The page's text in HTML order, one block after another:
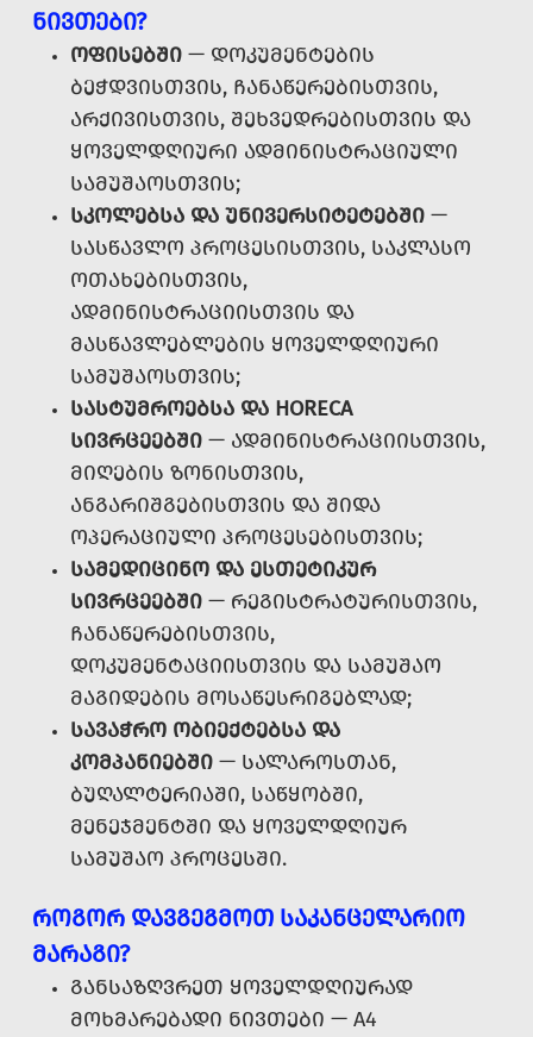
ᲜᲘᲕᲗᲔᲑᲘ?
ᲝᲤᲘᲡᲔᲑᲨᲘ — ᲓᲝᲙᲣᲛᲔᲜᲢᲔᲑᲘᲡ
ᲑᲔᲭᲓᲕᲘᲡᲗᲕᲘᲡ, ᲩᲐᲜᲐᲬᲔᲠᲔᲑᲘᲡᲗᲕᲘᲡ,
ᲐᲠᲥᲘᲕᲘᲡᲗᲕᲘᲡ, ᲨᲔᲮᲕᲔᲓᲠᲔᲑᲘᲡᲗᲕᲘᲡ ᲓᲐ
ᲧᲝᲕᲔᲚᲓᲦᲘᲣᲠᲘ ᲐᲓᲛᲘᲜᲘᲡᲢᲠᲐᲪᲘᲣᲚᲘ
ᲡᲐᲛᲣᲨᲐᲝᲡᲗᲕᲘᲡ;
ᲡᲙᲝᲚᲔᲑᲡᲐ ᲓᲐ ᲣᲜᲘᲕᲔᲠᲡᲘᲢᲔᲢᲔᲑᲨᲘ —
ᲡᲐᲡᲬᲐᲕᲚᲝ ᲞᲠᲝᲪᲔᲡᲘᲡᲗᲕᲘᲡ, ᲡᲐᲙᲚᲐᲡᲝ
ᲝᲗᲐᲮᲔᲑᲘᲡᲗᲕᲘᲡ,
ᲐᲓᲛᲘᲜᲘᲡᲢᲠᲐᲪᲘᲘᲡᲗᲕᲘᲡ ᲓᲐ
ᲛᲐᲡᲬᲐᲕᲚᲔᲑᲚᲔᲑᲘᲡ ᲧᲝᲕᲔᲚᲓᲦᲘᲣᲠᲘ
ᲡᲐᲛᲣᲨᲐᲝᲡᲗᲕᲘᲡ;
ᲡᲐᲡᲢᲣᲛᲠᲝᲔᲑᲡᲐ ᲓᲐ HORECA
ᲡᲘᲕᲠᲪᲔᲔᲑᲨᲘ — ᲐᲓᲛᲘᲜᲘᲡᲢᲠᲐᲪᲘᲘᲡᲗᲕᲘᲡ,
ᲛᲘᲦᲔᲑᲘᲡ ᲖᲝᲜᲘᲡᲗᲕᲘᲡ,
ᲐᲜᲒᲐᲠᲘᲨᲒᲔᲑᲘᲡᲗᲕᲘᲡ ᲓᲐ ᲨᲘᲓᲐ
ᲝᲞᲔᲠᲐᲪᲘᲣᲚᲘ ᲞᲠᲝᲪᲔᲡᲔᲑᲘᲡᲗᲕᲘᲡ;
ᲡᲐᲛᲔᲓᲘᲪᲘᲜᲝ ᲓᲐ ᲔᲡᲗᲔᲢᲘᲙᲣᲠ
ᲡᲘᲕᲠᲪᲔᲔᲑᲨᲘ — ᲠᲔᲒᲘᲡᲢᲠᲐᲢᲣᲠᲘᲡᲗᲕᲘᲡ,
ᲩᲐᲜᲐᲬᲔᲠᲔᲑᲘᲡᲗᲕᲘᲡ,
ᲓᲝᲙᲣᲛᲔᲜᲢᲐᲪᲘᲘᲡᲗᲕᲘᲡ ᲓᲐ ᲡᲐᲛᲣᲨᲐᲝ
ᲛᲐᲒᲘᲓᲔᲑᲘᲡ ᲛᲝᲡᲐᲬᲔᲡᲠᲘᲒᲔᲑᲚᲐᲓ;
ᲡᲐᲕᲐᲭᲠᲝ ᲝᲑᲘᲔᲥᲢᲔᲑᲡᲐ ᲓᲐ
ᲙᲝᲛᲞᲐᲜᲘᲔᲑᲨᲘ — ᲡᲐᲚᲐᲠᲝᲡᲗᲐᲜ,
ᲑᲣᲦᲐᲚᲢᲔᲠᲘᲐᲨᲘ, ᲡᲐᲬᲧᲝᲑᲨᲘ,
ᲛᲔᲜᲔᲯᲛᲔᲜᲢᲨᲘ ᲓᲐ ᲧᲝᲕᲔᲚᲓᲦᲘᲣᲠ
ᲡᲐᲛᲣᲨᲐᲝ ᲞᲠᲝᲪᲔᲡᲨᲘ.
ᲠᲝᲒᲝᲠ ᲓᲐᲕᲒᲔᲒᲛᲝᲗ ᲡᲐᲙᲐᲜᲪᲔᲚᲐᲠᲘᲝ
ᲛᲐᲠᲐᲒᲘ?
ᲒᲐᲜᲡᲐᲖᲦᲕᲠᲔᲗ ᲧᲝᲕᲔᲚᲓᲦᲘᲣᲠᲐᲓ
ᲛᲝᲮᲛᲐᲠᲔᲑᲐᲓᲘ ᲜᲘᲕᲗᲔᲑᲘ — A4